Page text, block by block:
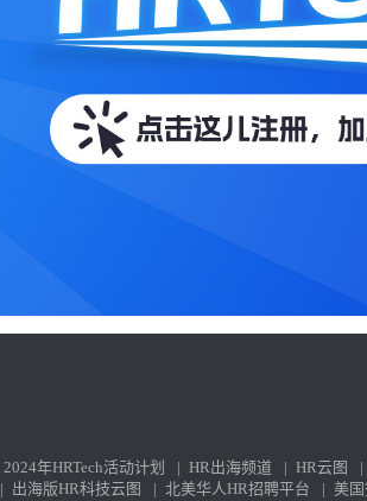
2024年HRTech活动计划 | HR出海频道 | HR云图 |
| 出海版HR科技云图 | 北美华人HR招聘平台 | 美